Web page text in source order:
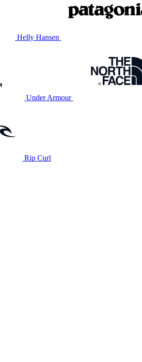
Helly Hansen
Under Armour
Rip Curl